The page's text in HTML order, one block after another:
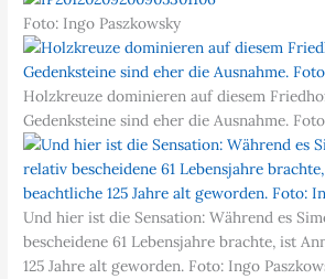
Foto: Ingo Paszkowsky
Holzkreuze dominieren auf diesem
Gedenksteine sind eher die Ausnahme.
Und hier ist die Sensation: Während es
bescheidene 61 Lebensjahre brachte, ist
125 Jahre alt geworden. Foto: Ingo